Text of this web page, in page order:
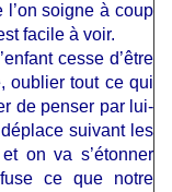
soigne à coup
facile à voir.
cesse d’être
oublier tout ce qui
de penser par lui-
suivant les
on va s’étonner
ce que notre